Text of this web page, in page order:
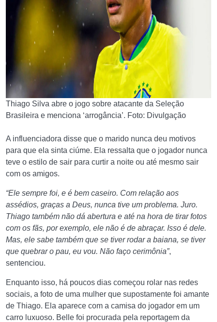
Thiago Silva abre o jogo sobre atacante da Seleção
Brasileira e menciona ‘arrogância’. Foto: Divulgação
A influenciadora disse que o marido nunca deu motivos
para que ela sinta ciúme. Ela ressalta que o jogador nunca
teve o estilo de sair para curtir a noite ou até mesmo sair
com os amigos.
“Ele sempre foi, e é bem caseiro. Com relação aos
assédios, graças a Deus, nunca tive um problema. Juro.
Thiago também não dá abertura e até na hora de tirar fotos
com os fãs, por exemplo, ele não é de abraçar. Isso é dele.
Mas, ele sabe também que se tiver rodar a baiana, se tiver
que quebrar o pau, eu vou. Não faço cerimônia”,
sentenciou.
Enquanto isso, há poucos dias começou rolar nas redes
sociais, a foto de uma mulher que supostamente foi amante
de Thiago. Ela aparece com a camisa do jogador em um
carro luxuoso. Belle foi procurada pela reportagem da